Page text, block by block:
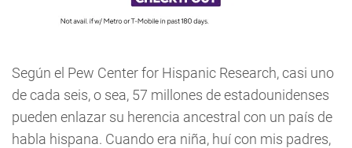
Según el Pew Center for Hispanic Research, casi uno
de cada seis, o sea, 57 millones de estadounidenses
pueden enlazar su herencia ancestral con un país de
habla hispana. Cuando era niña, huí con mis padres,